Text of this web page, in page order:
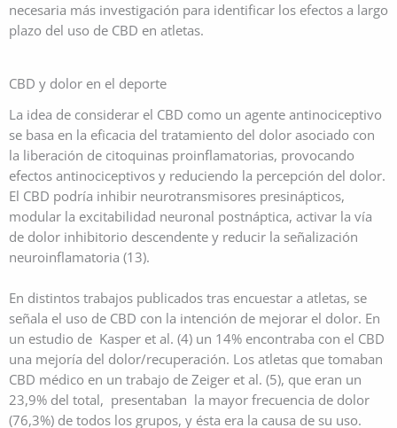
necesaria más investigación para identificar los efectos a largo
plazo del uso de CBD en atletas.
CBD y dolor en el deporte
La idea de considerar el CBD como un agente antinociceptivo
se basa en la eficacia del tratamiento del dolor asociado con
la liberación de citoquinas proinflamatorias, provocando
efectos antinociceptivos y reduciendo la percepción del dolor.
El CBD podría inhibir neurotransmisores presinápticos,
modular la excitabilidad neuronal postnáptica, activar la vía
de dolor inhibitorio descendente y reducir la señalización
neuroinflamatoria (13).
En distintos trabajos publicados tras encuestar a atletas, se
señala el uso de CBD con la intención de mejorar el dolor. En
un estudio de Kasper et al. (4) un 14% encontraba con el CBD
una mejoría del dolor/recuperación. Los atletas que tomaban
CBD médico en un trabajo de Zeiger et al. (5), que eran un
23,9% del total, presentaban la mayor frecuencia de dolor
(76,3%) de todos los grupos, y ésta era la causa de su uso.